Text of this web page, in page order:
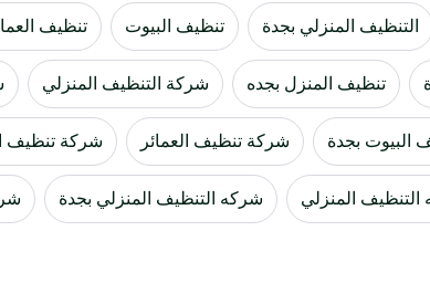
التنظيف المنزلي بجدة تنظيف البيوت تنظيف
تنظيف المنزل بجده شركة التنظيف المنزلي
البيوت بجدة شركة تنظيف العمائر شركة تنظيف
المنزلي شركه التنظيف المنزلي بجدة